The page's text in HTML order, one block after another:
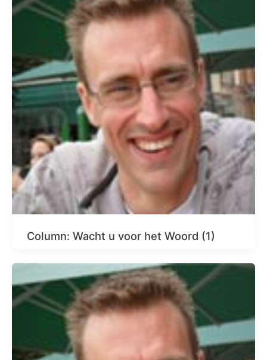
Column: Wacht u voor het Woord (1)